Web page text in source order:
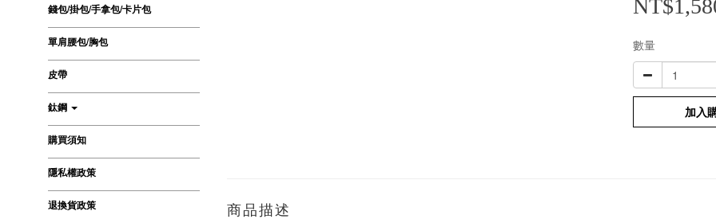
錢包/掛包/手拿包/卡片包
單肩腰包/胸包
皮帶
鈦鋼
購買須知
隱私權政策
退換貨政策
數量
加入
商品描述